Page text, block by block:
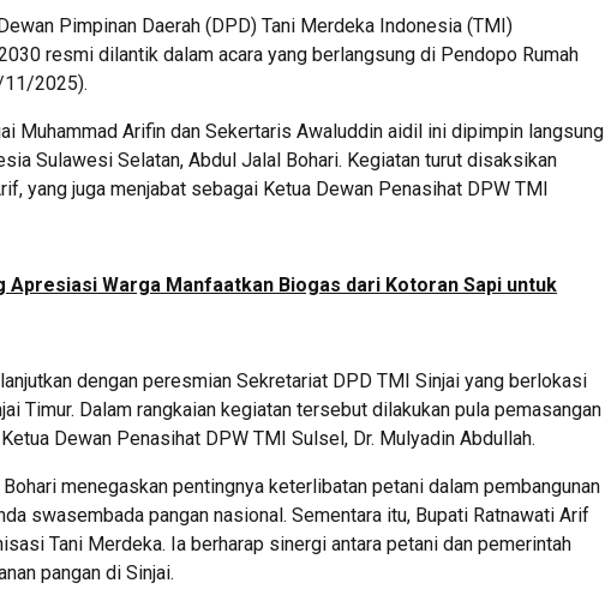
Pimpinan Daerah (DPD) Tani Merdeka Indonesia (TMI)
resmi dilantik dalam acara yang berlangsung di Pendopo Rumah
11/2025).
Muhammad Arifin dan Sekertaris Awaluddin aidil ini dipimpin langsung
Sulawesi Selatan, Abdul Jalal Bohari. Kegiatan turut disaksikan
yang juga menjabat sebagai Ketua Dewan Penasihat DPW TMI
Apresiasi Warga Manfaatkan Biogas dari Kotoran Sapi untuk
dengan peresmian Sekretariat DPD TMI Sinjai yang berlokasi
Timur. Dalam rangkaian kegiatan tersebut dilakukan pula pemasangan
Dewan Penasihat DPW TMI Sulsel, Dr. Mulyadin Abdullah.
menegaskan pentingnya keterlibatan petani dalam pembangunan
swasembada pangan nasional. Sementara itu, Bupati Ratnawati Arif
Tani Merdeka. Ia berharap sinergi antara petani dan pemerintah
pangan di Sinjai.